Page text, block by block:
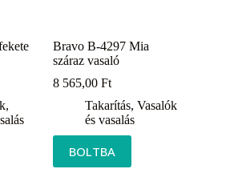
,
Bravo B-4297 Mia
száraz vasaló
8 565,00Ft
Takarítás,Vasalók
és vasalás
BOLTBA